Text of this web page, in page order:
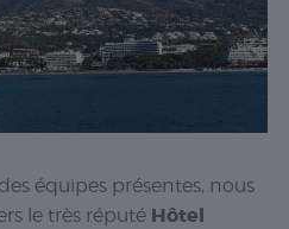
équipes présentes, nous
le très réputé Hôtel